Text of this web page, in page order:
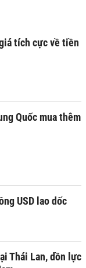
tích cực về tiền
Quốc mua thêm
USD lao dốc
Thái Lan, dồn lực